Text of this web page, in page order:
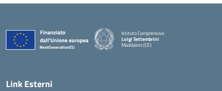
Istituto Comprensivo
Luigi Settembrini
Maddaloni (CE)
Link Esterni